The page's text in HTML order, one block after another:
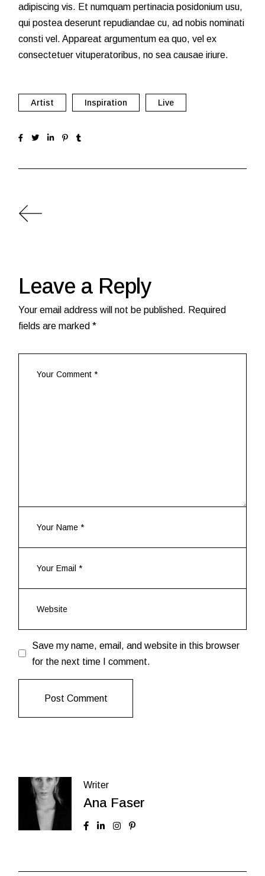
adipiscing vis. Et numquam pertinacia posidonium usu,
qui postea deserunt repudiandae cu, ad nobis nominati
consti vel. Appareat argumentum ea quo, vel ex
consectetuer vituperatoribus, no sea causae iriure.
Artist Inspiration Live
Leave a Reply
Your email address will not be published. Required
fields are marked*
Save my name, email, and website in this browser
for the next time I comment.
Post Comment
Writer
Ana Faser